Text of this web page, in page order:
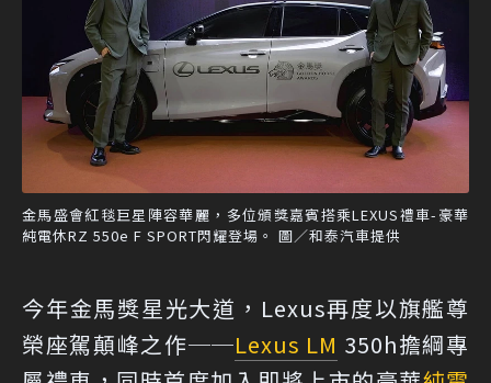
金馬盛會紅毯巨星陣容華麗，多位頒獎嘉賓搭乘LEXUS禮車-豪華
純電休RZ 550e F SPORT閃耀登場。 圖／和泰汽車提供
今年金馬獎星光大道，Lexus再度以旗艦尊
榮座駕顛峰之作──Lexus LM 350h擔綱專